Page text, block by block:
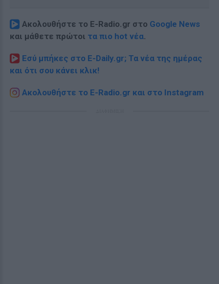
Ακολουθήστε το E-Radio.gr στο Google News
και μάθετε πρώτοι τα πιο hot νέα.
Εσύ μπήκες στο E-Daily.gr; Τα νέα της ημέρας
και ότι σου κάνει κλικ!
Ακολουθήστε το E-Radio.gr και στο Instagram